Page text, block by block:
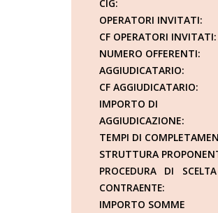
CIG:
OPERATORI INVITATI:
CF OPERATORI INVITATI:
NUMERO OFFERENTI:
AGGIUDICATARIO:
CF AGGIUDICATARIO:
IMPORTO DI
AGGIUDICAZIONE:
TEMPI DI
STRUTTURA
PROCEDURA DI
CONTRAENTE:
IMPORTO SOMME